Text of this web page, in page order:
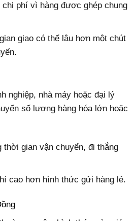
phí vì hàng được ghép chung
giao có thể lâu hơn một chút
nghiệp, nhà máy hoặc đại lý
số lượng hàng hóa lớn hoặc
thời gian vận chuyển, đi thẳng
cao hơn hình thức gửi hàng lẻ.